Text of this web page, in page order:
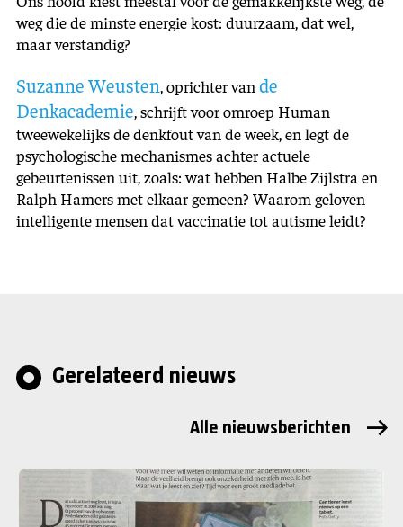
weg die de minste energie kost: duurzaam, dat wel,
maar verstandig?
Suzanne Weusten, oprichter van de
Denkacademie, schrijft voor omroep Human
tweewekelijks de denkfout van de week, en legt de
psychologische mechanismes achter actuele
gebeurtenissen uit, zoals: wat hebben Halbe Zijlstra en
Ralph Hamers met elkaar gemeen? Waarom geloven
intelligente mensen dat vaccinatie tot autisme leidt?
Gerelateerd nieuws
Alle nieuwsberichten